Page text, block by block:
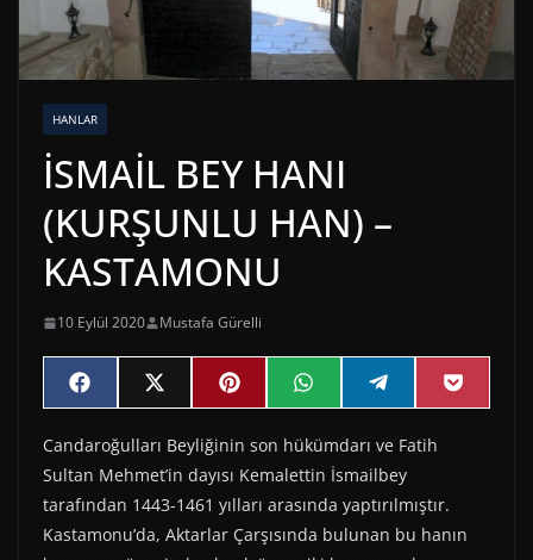
HANLAR
İSMAİL BEY HANI
(KURŞUNLU HAN) –
KASTAMONU
10 Eylül 2020 Mustafa Gürelli
Share
on
F
a
e
b
o
o
k
Share
on
X
(
w
i
t
t
e
r
Share
on
P
i
t
e
r
e
s
t
Share
on
W
h
t
s
A
p
p
Share
on
e
e
g
r
a
m
Share
on
P
o
Candaroğulları Beyliğinin son hükümdarı ve Fatih
Sultan Mehmet’in dayısı Kemalettin İsmailbey
tarafından 1443-1461 yılları arasında yaptırılmıştır.
Kastamonu’da, Aktarlar Çarşısında bulunan bu hanın